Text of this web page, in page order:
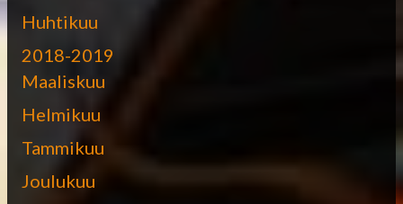
Huhtikuu
2018-2019
Maaliskuu
Helmikuu
Tammikuu
Joulukuu